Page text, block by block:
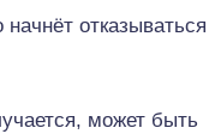
отказываться
может быть